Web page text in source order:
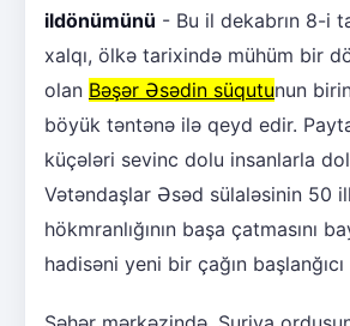
ildönümünü - Bu il dekabrın 8-i
xalqı, ölkə tarixində mühüm bir
olan Bəşər Əsədin süqutunun
böyük təntənə ilə qeyd edir.
küçələri sevinc dolu insanlarla
Vətəndaşlar Əsəd sülaləsinin 50
hökmranlığının başa çatmasını
hadisəni yeni bir çağın